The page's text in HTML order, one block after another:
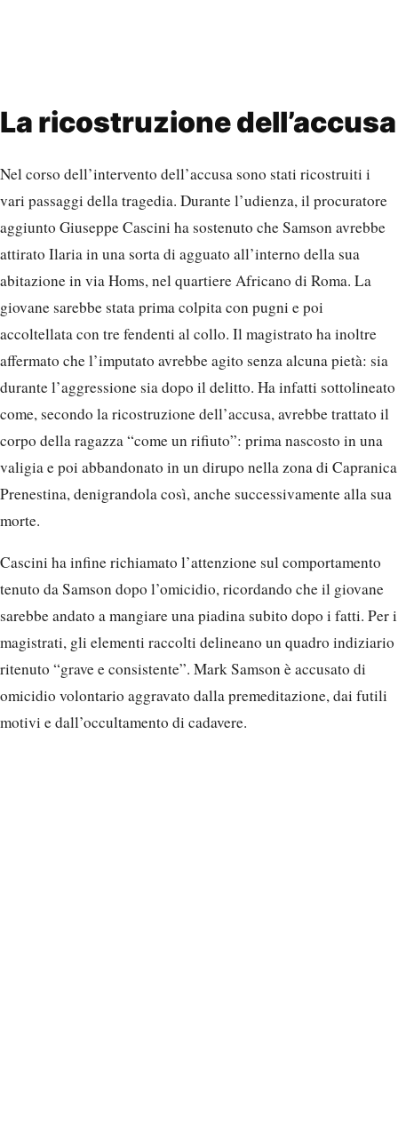
La ricostruzione dell’accusa
Nel corso dell’intervento dell’accusa sono stati ricostruiti i
vari passaggi della tragedia. Durante l’udienza, il procuratore
aggiunto Giuseppe Cascini ha sostenuto che Samson avrebbe
attirato Ilaria in una sorta di agguato all’interno della sua
abitazione in via Homs, nel quartiere Africano di Roma. La
giovane sarebbe stata prima colpita con pugni e poi
accoltellata con tre fendenti al collo. Il magistrato ha inoltre
affermato che l’imputato avrebbe agito senza alcuna pietà: sia
durante l’aggressione sia dopo il delitto. Ha infatti sottolineato
come, secondo la ricostruzione dell’accusa, avrebbe trattato il
corpo della ragazza “come un rifiuto”: prima nascosto in una
valigia e poi abbandonato in un dirupo nella zona di Capranica
Prenestina, denigrandola così, anche successivamente alla sua
morte.
Cascini ha infine richiamato l’attenzione sul comportamento
tenuto da Samson dopo l’omicidio, ricordando che il giovane
sarebbe andato a mangiare una piadina subito dopo i fatti. Per i
magistrati, gli elementi raccolti delineano un quadro indiziario
ritenuto “grave e consistente”. Mark Samson è accusato di
omicidio volontario aggravato dalla premeditazione, dai futili
motivi e dall’occultamento di cadavere.